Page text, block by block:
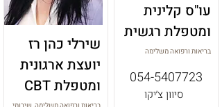
בריאות ורפואה משלימה
054-5407723
סיוון צ׳יקו
עו"ס קלינית
ומטפלת רגשית
שירלי כהן רז
יועצת ארגונית
ומטפלת CBT